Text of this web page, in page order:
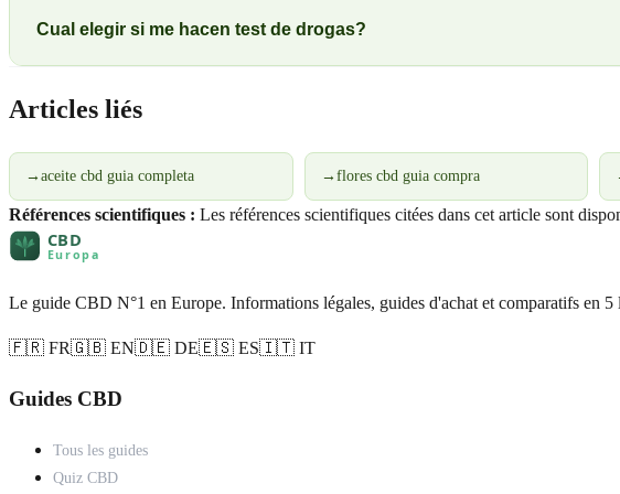
Cual elegir si me hacen test de drogas?
Articles liés
→ aceite cbd guia completa → flores cbd guia compra
Références scientifiques : Les références scientifiques citées dans cet article sont
Le guide CBD N°1 en Europe. Informations légales, guides d'achat et comparatifs en 5
🇫🇷 FR🇬🇧 EN🇩🇪 DE🇪🇸 ES🇮🇹 IT
Guides CBD
Tous les guides
Quiz CBD